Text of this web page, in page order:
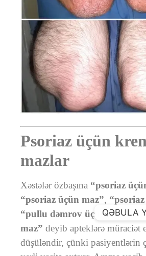
Psoriaz üçün
mazlar
Xəstələr özbaşına “psoriaz
“psoriaz üçün maz”,
“pullu dəmrov üçün maz”və
maz” deyib apteklərə müraciət
düşüləndir, çünki pasiyentlərin
QƏBULA